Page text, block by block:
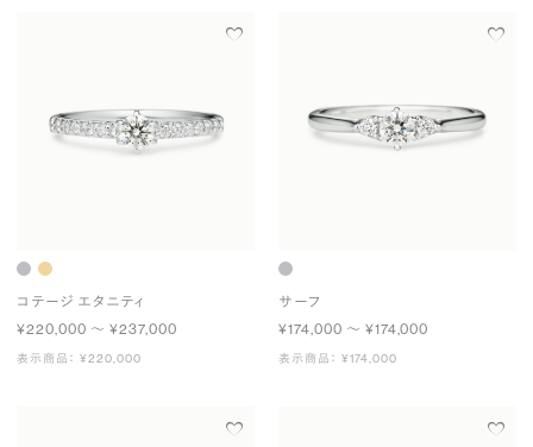
コテージ エタニティ
¥220,000 〜 ¥237,000
表示商品： ¥220,000
サーフ
¥174,000 〜 ¥174,000
表示商品： ¥174,000